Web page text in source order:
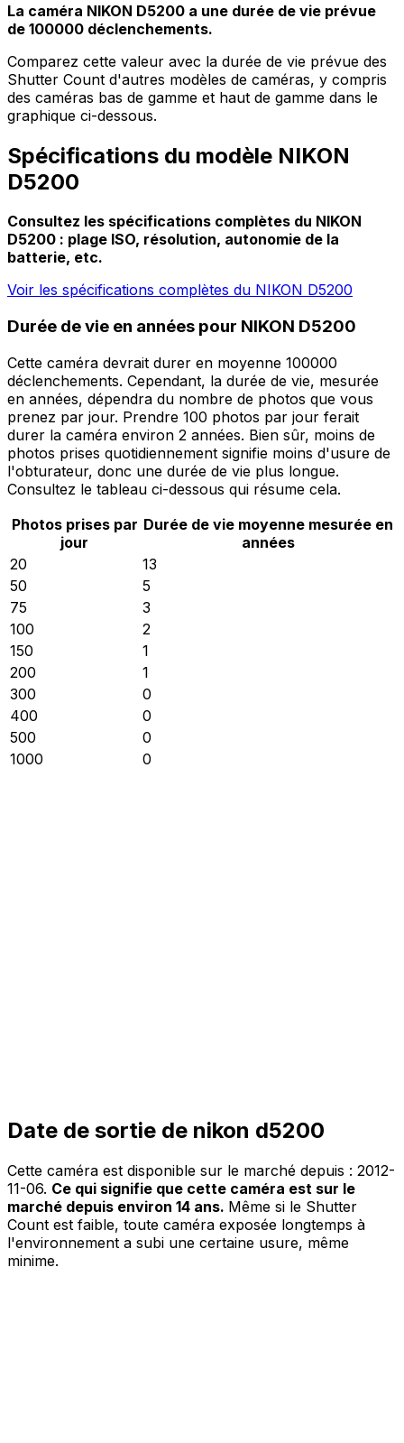
La caméra NIKON D5200 a une durée de vie prévue
de 100000 déclenchements.
Comparez cette valeur avec la durée de vie prévue des
Shutter Count d'autres modèles de caméras, y compris
des caméras bas de gamme et haut de gamme dans le
graphique ci-dessous.
Spécifications du modèle NIKON
D5200
Consultez les spécifications complètes du NIKON
D5200 : plage ISO, résolution, autonomie de la
batterie, etc.
Voir les spécifications complètes du NIKON D5200
Durée de vie en années pour NIKON D5200
Cette caméra devrait durer en moyenne 100000
déclenchements. Cependant, la durée de vie, mesurée
en années, dépendra du nombre de photos que vous
prenez par jour. Prendre 100 photos par jour ferait
durer la caméra environ 2 années. Bien sûr, moins de
photos prises quotidiennement signifie moins d'usure de
l'obturateur, donc une durée de vie plus longue.
Consultez le tableau ci-dessous qui résume cela.
Photos prises par
jour
Durée de vie moyenne mesurée en
années
20
13
50
5
75
3
100
2
150
1
200
1
300
0
400
0
500
0
1000
0
Date de sortie de nikon d5200
Cette caméra est disponible sur le marché depuis : 2012-
11-06. Ce qui signifie que cette caméra est sur le
marché depuis environ 14 ans. Même si le Shutter
Count est faible, toute caméra exposée longtemps à
l'environnement a subi une certaine usure, même
minime.